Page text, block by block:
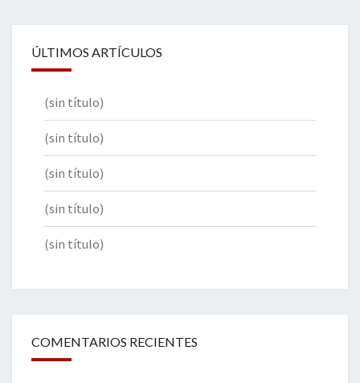
ÚLTIMOS ARTÍCULOS
(sin título)
(sin título)
(sin título)
(sin título)
(sin título)
COMENTARIOS RECIENTES